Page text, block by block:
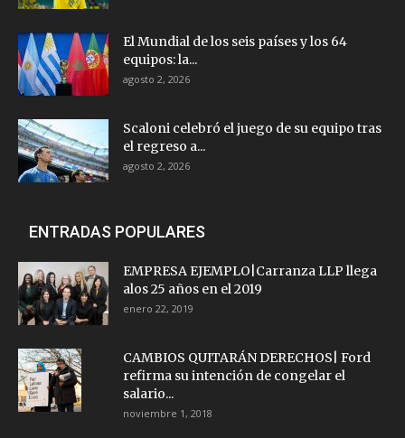
El Mundial de los seis países y los 64
equipos: la...
agosto 2, 2026
Scaloni celebró el juego de su equipo tras
el regreso a...
agosto 2, 2026
ENTRADAS POPULARES
EMPRESA EJEMPLO|Carranza LLP llega
alos 25 años en el 2019
enero 22, 2019
CAMBIOS QUITARÁN DERECHOS| Ford
refirma su intención de congelar el
salario...
noviembre 1, 2018